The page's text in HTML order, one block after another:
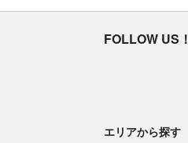
FOLLOW US！
エリアから探す